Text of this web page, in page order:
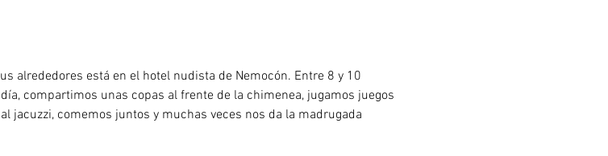
alrededores está en el hotel nudista de Nemocón. Entre 8 y 10
compartimos unas copas al frente de la chimenea, jugamos juegos
jacuzzi, comemos juntos y muchas veces nos da la madrugada